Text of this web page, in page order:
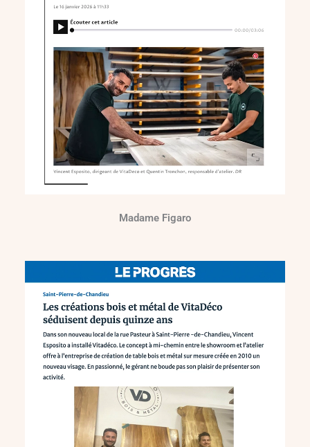
Madame Figaro